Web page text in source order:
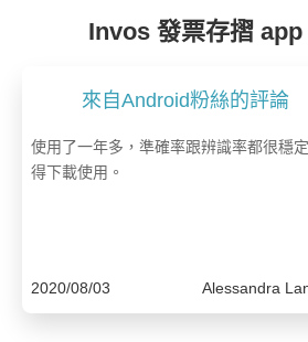
Invos 發票存摺
來自Android粉絲的評論
使用了一年多，準確率跟辨識率都很穩
得下載使用。
2020/08/03 Alessandra